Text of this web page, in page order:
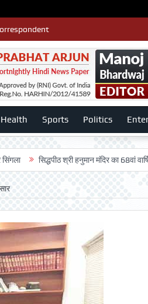
Health Sports Politics
सिद्धपीठ श्री हनुमान मंदिर का 68वां वार्षिकोत्सव